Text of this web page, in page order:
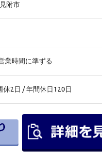
附市
業時間に準ずる
休2日 / 年間休日120日